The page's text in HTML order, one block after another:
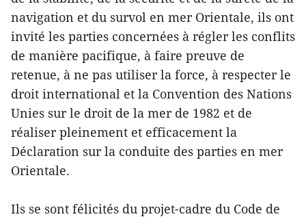
navigation et du survol en mer Orientale, ils ont
invité les parties concernées à régler les conflits
de manière pacifique, à faire preuve de
retenue, à ne pas utiliser la force, à respecter le
droit international et la Convention des Nations
Unies sur le droit de la mer de 1982 et de
réaliser pleinement et efficacement la
Déclaration sur la conduite des parties en mer
Orientale.
Ils se sont félicités du projet-cadre du Code de